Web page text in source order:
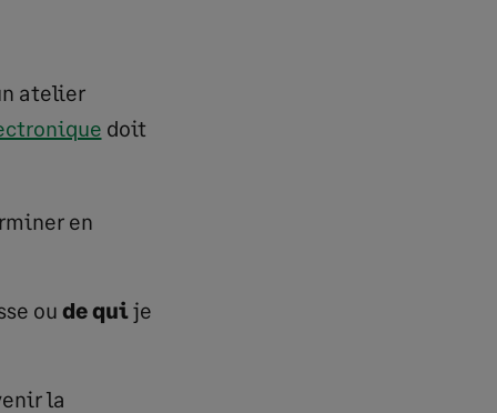
atelier
doit
en
ou de qui je
la